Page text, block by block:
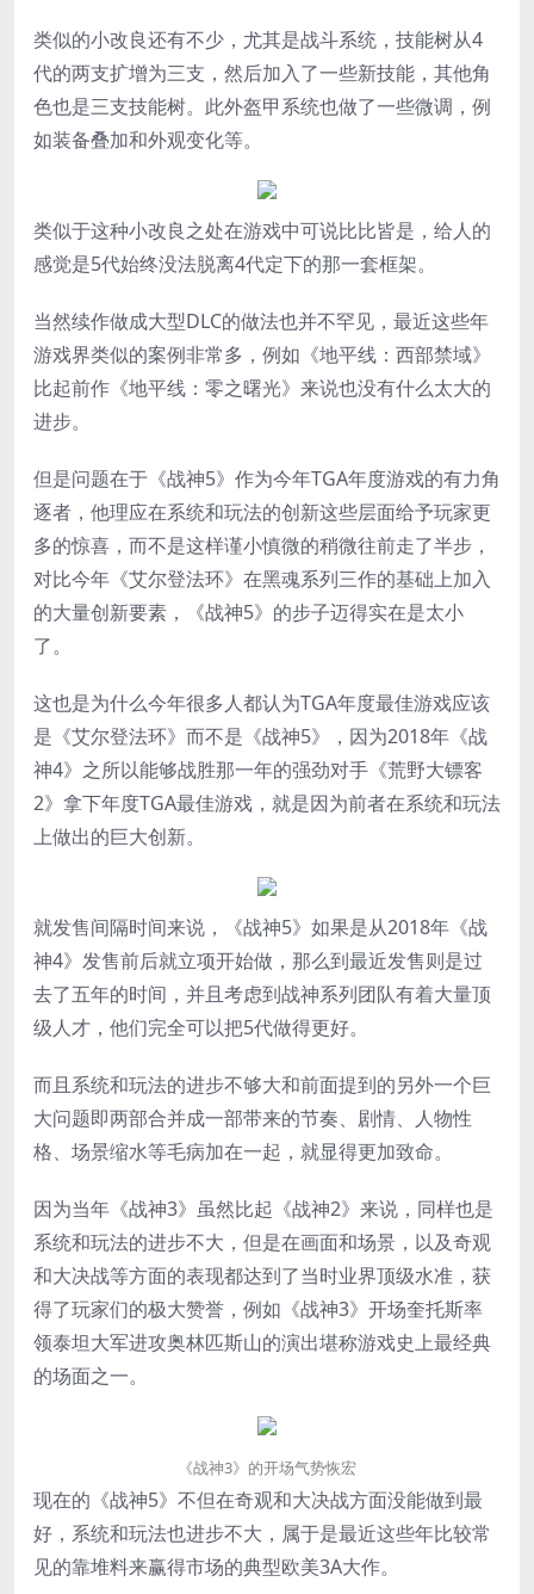
类似的小改良还有不少，尤其是战斗系统，技能树从4
代的两支扩增为三支，然后加入了一些新技能，其他角
色也是三支技能树。此外盔甲系统也做了一些微调，例
如装备叠加和外观变化等。
类似于这种小改良之处在游戏中可说比比皆是，给人的
感觉是5代始终没法脱离4代定下的那一套框架。
当然续作做成大型DLC的做法也并不罕见，最近这些年
游戏界类似的案例非常多，例如《地平线：西部禁域》
比起前作《地平线：零之曙光》来说也没有什么太大的
进步。
但是问题在于《战神5》作为今年TGA年度游戏的有力角
逐者，他理应在系统和玩法的创新这些层面给予玩家更
多的惊喜，而不是这样谨小慎微的稍微往前走了半步，
对比今年《艾尔登法环》在黑魂系列三作的基础上加入
的大量创新要素，《战神5》的步子迈得实在是太小
了。
这也是为什么今年很多人都认为TGA年度最佳游戏应该
是《艾尔登法环》而不是《战神5》，因为2018年《战
神4》之所以能够战胜那一年的强劲对手《荒野大镖客
2》拿下年度TGA最佳游戏，就是因为前者在系统和玩法
上做出的巨大创新。
就发售间隔时间来说，《战神5》如果是从2018年《战
神4》发售前后就立项开始做，那么到最近发售则是过
去了五年的时间，并且考虑到战神系列团队有着大量顶
级人才，他们完全可以把5代做得更好。
而且系统和玩法的进步不够大和前面提到的另外一个巨
大问题即两部合并成一部带来的节奏、剧情、人物性
格、场景缩水等毛病加在一起，就显得更加致命。
因为当年《战神3》虽然比起《战神2》来说，同样也是
系统和玩法的进步不大，但是在画面和场景，以及奇观
和大决战等方面的表现都达到了当时业界顶级水准，获
得了玩家们的极大赞誉，例如《战神3》开场奎托斯率
领泰坦大军进攻奥林匹斯山的演出堪称游戏史上最经典
的场面之一。
《战神3》的开场气势恢宏
现在的《战神5》不但在奇观和大决战方面没能做到最
好，系统和玩法也进步不大，属于是最近这些年比较常
见的靠堆料来赢得市场的典型欧美3A大作。